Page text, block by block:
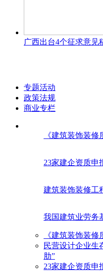
广西出台4个征求意见
专题活动
政策法规
商业专栏
《建筑装饰装
23家建企资质申
建筑装饰装修工
我国建筑业劳务
《建筑装饰装
民营设计企业生
肋”
23家建企资质申